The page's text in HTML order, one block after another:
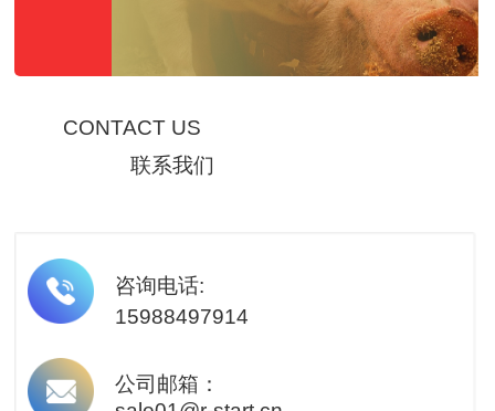
联系我们
CONTACT US
公司邮箱：
15988497914
咨询电话: